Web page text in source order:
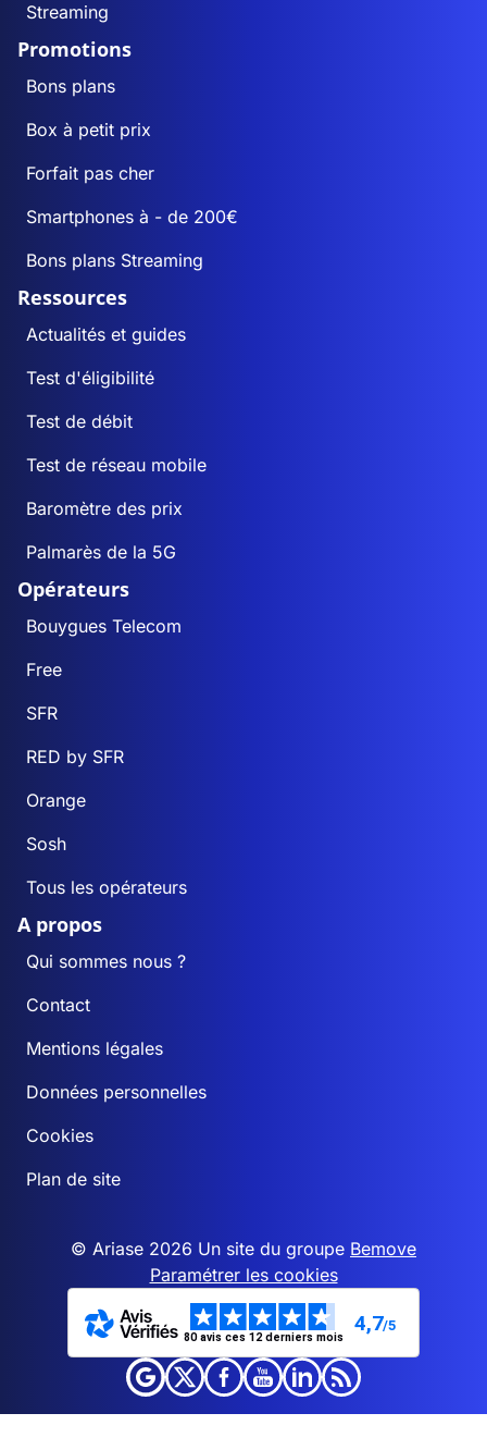
Streaming
Promotions
Bons plans
Box à petit prix
Forfait pas cher
Smartphones à - de 200€
Bons plans Streaming
Ressources
Actualités et guides
Test d'éligibilité
Test de débit
Test de réseau mobile
Baromètre des prix
Palmarès de la 5G
Opérateurs
Bouygues Telecom
Free
SFR
RED by SFR
Orange
Sosh
Tous les opérateurs
A propos
Qui sommes nous ?
Contact
Mentions légales
Données personnelles
Cookies
Plan de site
© Ariase 2026 Un site du groupe Bemove
Paramétrer les cookies
80 avis ces 12 derniers mois
4,7/5